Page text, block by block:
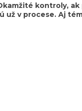
kontroly,
v procese. Aj